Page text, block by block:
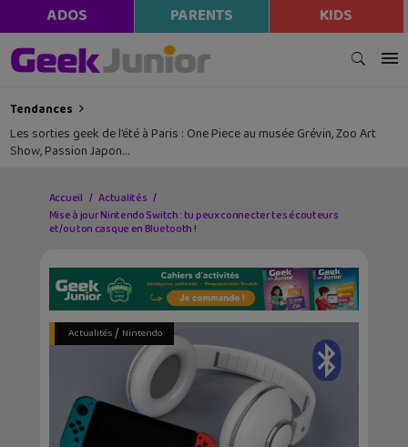
ADOS PARENTS KIDS
Tendances
Les sorties geek de l’été à Paris : One Piece au musée Grévin, Zoo Art
Show, Passion Japon…
Accueil
Actualités
Mise à jour Nintendo Switch : tu peux connecter tes écouteurs
et/ou ton casque en Bluetooth !
Actualités/ Nintendo